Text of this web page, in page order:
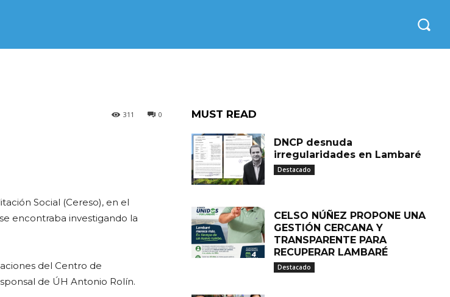
0
311
Social (Cereso), en el
encontraba investigando la
del Centro de
de ÚH Antonio Rolín.
MUST READ
DNCP desnuda
irregularidades en Lambaré
Destacado
CELSO NÚÑEZ PROPONE UNA
GESTIÓN CERCANA Y
TRANSPARENTE PARA
RECUPERAR LAMBARÉ
Destacado